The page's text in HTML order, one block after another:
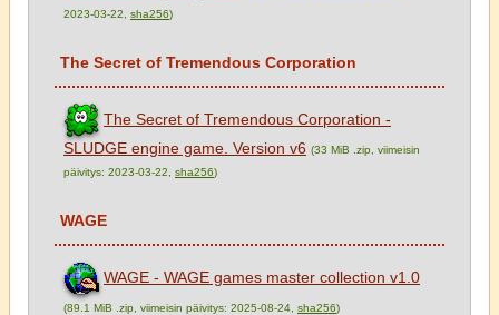
2023-03-22, sha256)
The Secret of Tremendous Corporation
The Secret of Tremendous Corporation -
SLUDGE engine game. Version v6 (33 MiB .zip, viimeisin
päivitys: 2023-03-22, sha256)
WAGE
WAGE - WAGE games master collection v1.0
(89.1 MiB .zip, viimeisin päivitys: 2025-08-24, sha256)